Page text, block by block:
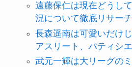
遠藤保仁は現在どうし
況について徹底リサーチ
長森遥南は可愛いだけ
アスリート、パティシ
武元一輝は大リーグの